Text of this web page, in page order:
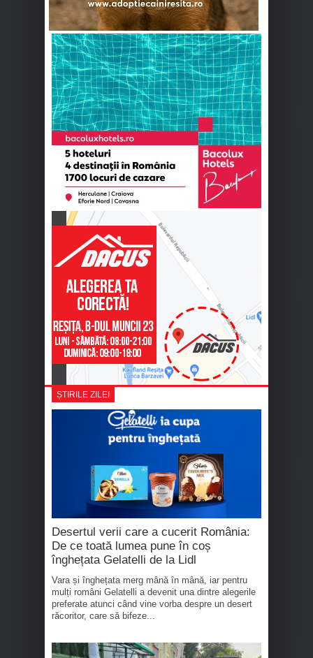
ȘTIRILE ZILEI
Desertul verii care a cucerit România:
De ce toată lumea pune în coș
înghețata Gelatelli de la Lidl
Vara și înghețata merg mână în mână, iar pentru
mulți români Gelatelli a devenit una dintre alegerile
preferate atunci când vine vorba despre un desert
răcoritor, care să bifeze...